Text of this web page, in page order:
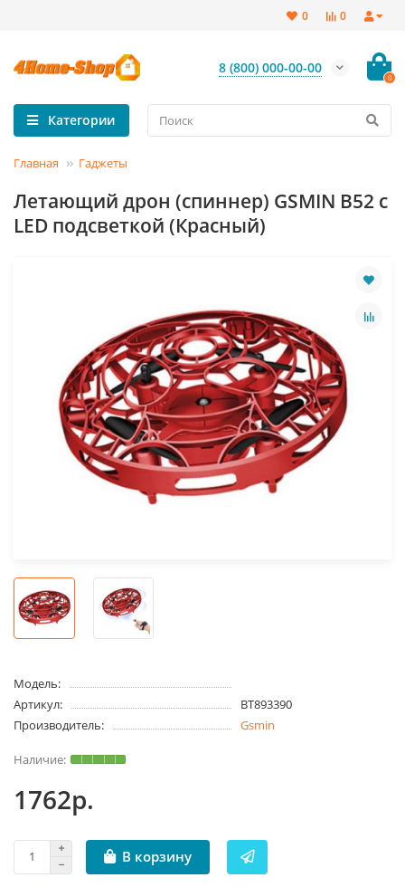
0
0
8 (800) 000-00-00
0
Категории
Главная Гаджеты
Летающий дрон (спиннер) GSMIN B52 c
LED подсветкой (Красный)
Модель:
Артикул:
BT893390
Производитель:
Gsmin
1762р.
В корзину